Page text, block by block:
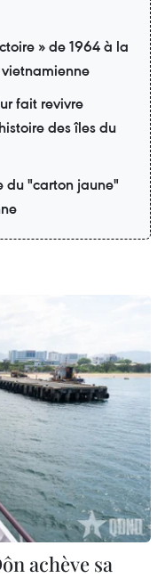
» de 1964 à la
fait revivre
des îles du
du "carton jaune"
achève sa